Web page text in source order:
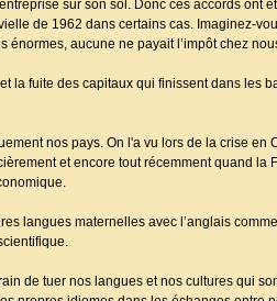
sur son sol. Donc ces accords ont
de 1962 dans certains cas. Imaginez-
aucune ne payait l’impôt chez
la fuite des capitaux qui finissent dans les
nos pays. On l'a vu lors de la crise en
et encore tout récemment quand la
langues maternelles avec l’anglais
de tuer nos langues et nos cultures qui